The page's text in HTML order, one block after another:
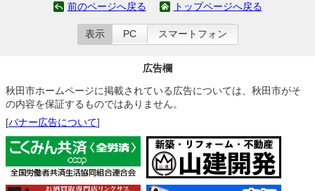
前のページへ戻る トップページへ戻る
表示 PC スマートフォン
広告欄
秋田市ホームページに掲載されている広告については、秋田市がそ
の内容を保証するものではありません。
[バナー広告について]